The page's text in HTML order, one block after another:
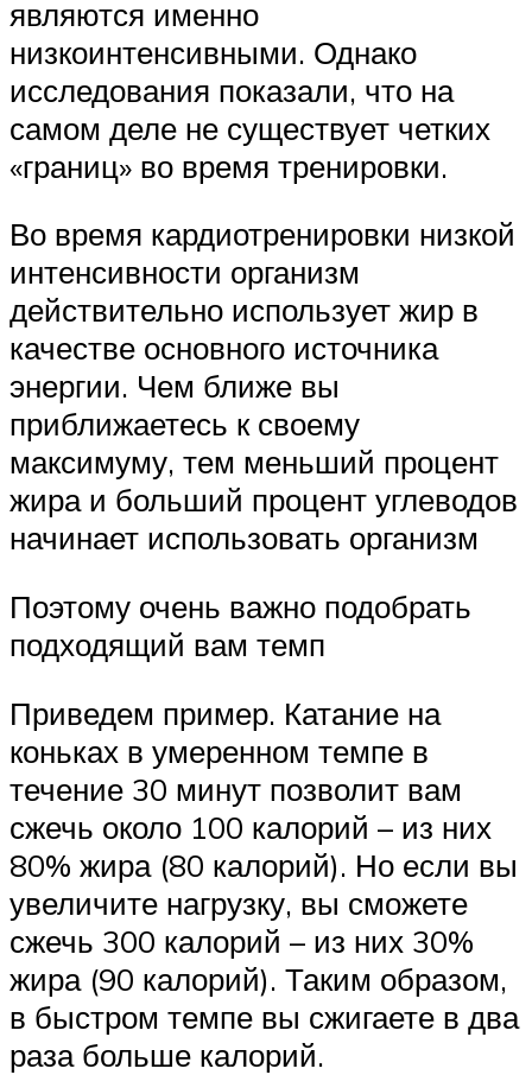
являются именно
низкоинтенсивными. Однако
исследования показали, что на
самом деле не существует четких
«границ» во время тренировки.
Во время кардиотренировки низкой
интенсивности организм
действительно использует жир в
качестве основного источника
энергии. Чем ближе вы
приближаетесь к своему
максимуму, тем меньший процент
жира и больший процент углеводов
начинает использовать организм
Поэтому очень важно подобрать
подходящий вам темп
Приведем пример. Катание на
коньках в умеренном темпе в
течение 30 минут позволит вам
сжечь около 100 калорий – из них
80% жира (80 калорий). Но если вы
увеличите нагрузку, вы сможете
сжечь 300 калорий – из них 30%
жира (90 калорий). Таким образом,
в быстром темпе вы сжигаете в два
раза больше калорий.